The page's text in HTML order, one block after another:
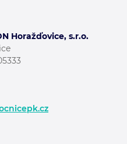
Horažďovice, s.r.o.